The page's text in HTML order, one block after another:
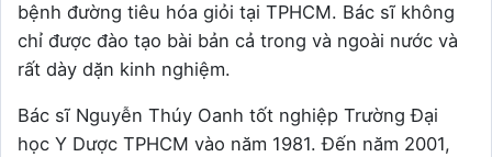
bệnh đường tiêu hóa giỏi tại TPHCM. Bác sĩ không
chỉ được đào tạo bài bản cả trong và ngoài nước và
rất dày dặn kinh nghiệm.
Bác sĩ Nguyễn Thúy Oanh tốt nghiệp Trường Đại
học Y Dược TPHCM vào năm 1981. Đến năm 2001,